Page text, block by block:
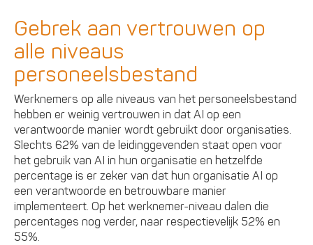
Gebrek aan vertrouwen op
alle niveaus
personeelsbestand
Werknemers op alle niveaus van het personeelsbestand
hebben er weinig vertrouwen in dat AI op een
verantwoorde manier wordt gebruikt door organisaties.
Slechts 62% van de leidinggevenden staat open voor
het gebruik van AI in hun organisatie en hetzelfde
percentage is er zeker van dat hun organisatie AI op
een verantwoorde en betrouwbare manier
implementeert. Op het werknemer-niveau dalen die
percentages nog verder, naar respectievelijk 52% en
55%.